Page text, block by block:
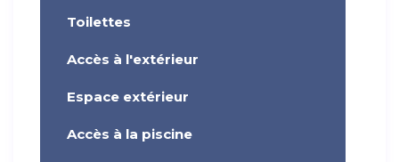
Toilettes
Accès à l'extérieur
Espace extérieur
Accès à la piscine